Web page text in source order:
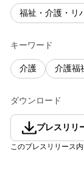
福祉・介護・リ
キーワード
介護 介護福
ダウンロード
プレスリリ
このプレスリリース